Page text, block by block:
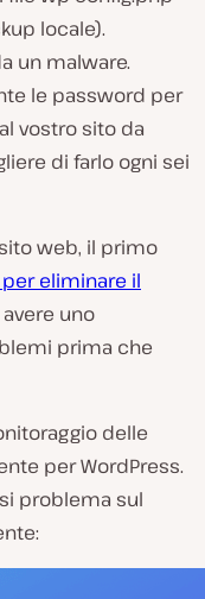
locale).
un malware.
le password per
vostro sito da
di farlo ogni sei
web, il primo
eliminare il
avere uno
prima che
delle
per WordPress.
problema sul